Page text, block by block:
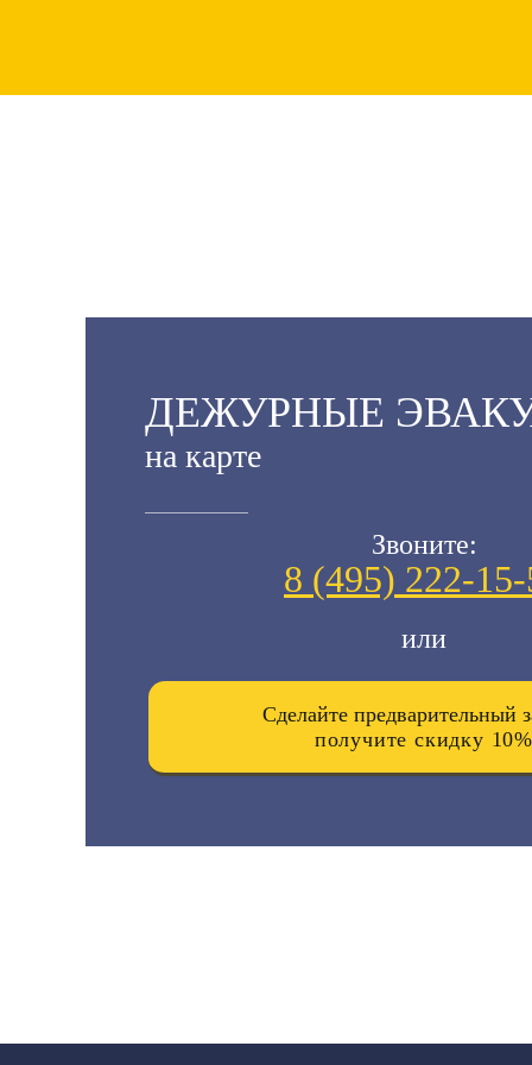
ДЕЖУРНЫЕ
на карте
Звоните:
8 (495) 222-
или
Сделайте предварительный
получите скидку 10%